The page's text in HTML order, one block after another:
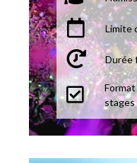
Limite
Durée
stages